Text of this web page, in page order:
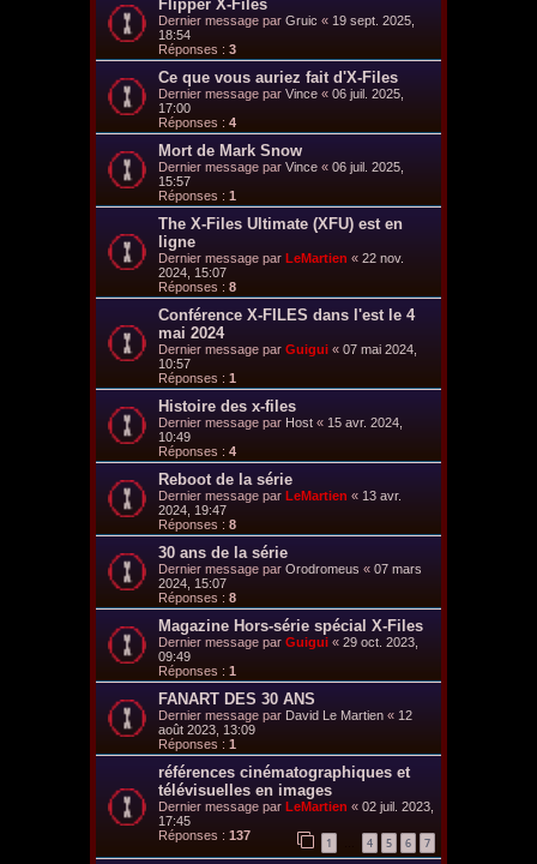
Flipper X-Files
Dernier message par Gruic « 19 sept. 2025,
18:54
Réponses : 3
Ce que vous auriez fait d'X-Files
Dernier message par Vince « 06 juil. 2025,
17:00
Réponses : 4
Mort de Mark Snow
Dernier message par Vince « 06 juil. 2025,
15:57
Réponses : 1
The X-Files Ultimate (XFU) est en
ligne
Dernier message par LeMartien « 22 nov.
2024, 15:07
Réponses : 8
Conférence X-FILES dans l'est le 4
mai 2024
Dernier message par Guigui « 07 mai 2024,
10:57
Réponses : 1
Histoire des x-files
Dernier message par Host « 15 avr. 2024,
10:49
Réponses : 4
Reboot de la série
Dernier message par LeMartien « 13 avr.
2024, 19:47
Réponses : 8
30 ans de la série
Dernier message par Orodromeus « 07 mars
2024, 15:07
Réponses : 8
Magazine Hors-série spécial X-Files
Dernier message par Guigui « 29 oct. 2023,
09:49
Réponses : 1
FANART DES 30 ANS
Dernier message par David Le Martien « 12
août 2023, 13:09
Réponses : 1
références cinématographiques et
télévisuelles en images
Dernier message par LeMartien « 02 juil. 2023,
17:45
Réponses : 137 1 4 5 6 7